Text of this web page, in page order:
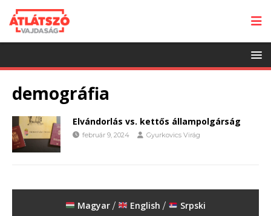
demográfia
Elvándorlás vs. kettős állampolgárság
február 9, 2024 Gyurkovics Virág
Magyar / English / Srpski